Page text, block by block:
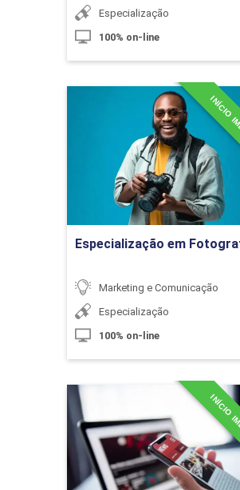
10h
Comunicação e Cultura
Organizacional
10h
Diversidade de Pessoas
10h
Especialização
100% on-line
Especialização em
Marketing e Comunicação
Especialização
100% on-line
Especialização
Detalhes do
Ir para Inscrição
Especialização
Jornalismo
Detalhes do